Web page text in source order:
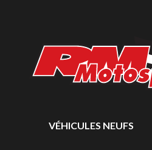
VÉHICULES NEUFS